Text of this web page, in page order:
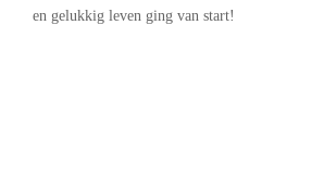
en gelukkig leven ging van start!